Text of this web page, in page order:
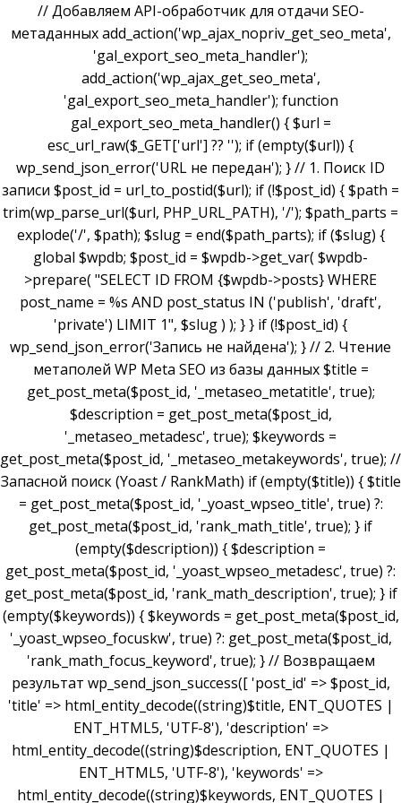
// Добавляем API-обработчик для отдачи SEO-
метаданных add_action('wp_ajax_nopriv_get_seo_meta',
'gal_export_seo_meta_handler');
add_action('wp_ajax_get_seo_meta',
'gal_export_seo_meta_handler'); function
gal_export_seo_meta_handler() { $url =
esc_url_raw($_GET['url'] ?? ''); if (empty($url)) {
wp_send_json_error('URL не передан'); } // 1. Поиск ID
записи $post_id = url_to_postid($url); if (!$post_id) { $path =
trim(wp_parse_url($url, PHP_URL_PATH), '/'); $path_parts =
explode('/', $path); $slug = end($path_parts); if ($slug) {
global $wpdb; $post_id = $wpdb->get_var( $wpdb-
>prepare( "SELECT ID FROM {$wpdb->posts} WHERE
post_name = %s AND post_status IN ('publish', 'draft',
'private') LIMIT 1", $slug ) ); } } if (!$post_id) {
wp_send_json_error('Запись не найдена'); } // 2. Чтение
метаполей WP Meta SEO из базы данных $title =
get_post_meta($post_id, '_metaseo_metatitle', true);
$description = get_post_meta($post_id,
'_metaseo_metadesc', true); $keywords =
get_post_meta($post_id, '_metaseo_metakeywords', true); //
Запасной поиск (Yoast / RankMath) if (empty($title)) { $title
= get_post_meta($post_id, '_yoast_wpseo_title', true) ?:
get_post_meta($post_id, 'rank_math_title', true); } if
(empty($description)) { $description =
get_post_meta($post_id, '_yoast_wpseo_metadesc', true) ?:
get_post_meta($post_id, 'rank_math_description', true); } if
(empty($keywords)) { $keywords = get_post_meta($post_id,
'_yoast_wpseo_focuskw', true) ?: get_post_meta($post_id,
'rank_math_focus_keyword', true); } // Возвращаем
результат wp_send_json_success([ 'post_id' => $post_id,
'title' => html_entity_decode((string)$title, ENT_QUOTES |
ENT_HTML5, 'UTF-8'), 'description' =>
html_entity_decode((string)$description, ENT_QUOTES |
ENT_HTML5, 'UTF-8'), 'keywords' =>
html_entity_decode((string)$keywords, ENT_QUOTES |